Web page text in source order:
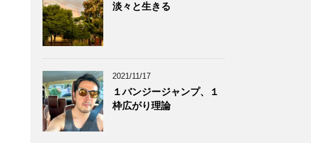
淡々と生きる
2021/11/17
１バンジージャンプ、１
枠広がり理論